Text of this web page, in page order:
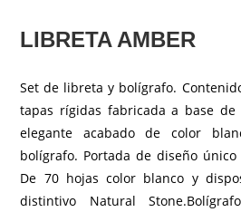
LIBRETA AMBER
Set de libreta y bolígrafo.
tapas rígidas fabricada a base
elegante acabado de color
bolígrafo. Portada de diseño
De 70 hojas color blanco y
distintivo Natural